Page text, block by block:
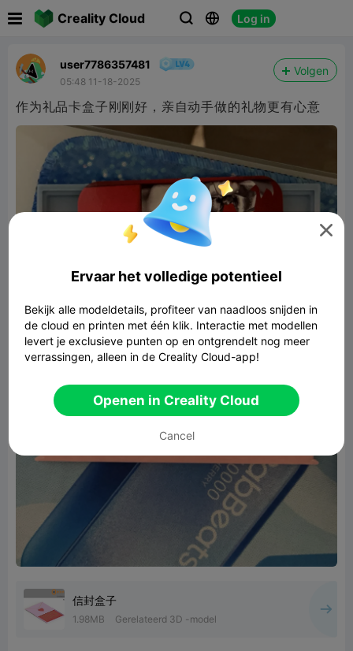
Creality Cloud   Log in
user7786357481
05:48 11-18-2025
Volgen
作为礼品卡盒子刚刚好，亲自动手做的礼物更有心意
信封盒子
1.98MB Gerelateerd 3D -model

Ervaar het volledige potentieel
Bekijk alle modeldetails, profiteer van naadloos snijden in
de cloud en printen met één klik. Interactie met modellen
levert je exclusieve punten op en ontgrendelt nog meer
verrassingen, alleen in de Creality Cloud-app!
Openen in Creality Cloud
Cancel